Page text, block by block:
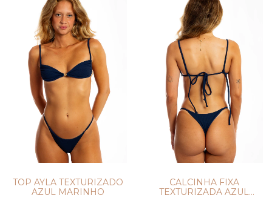
TOP AYLA TEXTURIZADO
AZUL MARINHO
CALCINHA FIXA
TEXTURIZADA AZUL